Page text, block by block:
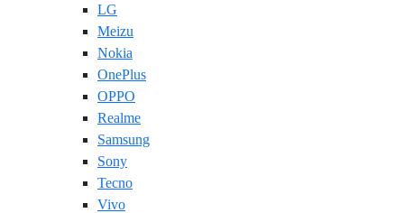
LG
Meizu
Nokia
OnePlus
OPPO
Realme
Samsung
Sony
Tecno
Vivo